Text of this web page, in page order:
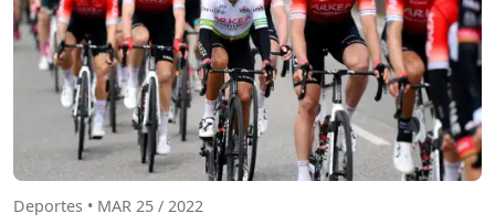
Deportes • MAR 25 / 2022